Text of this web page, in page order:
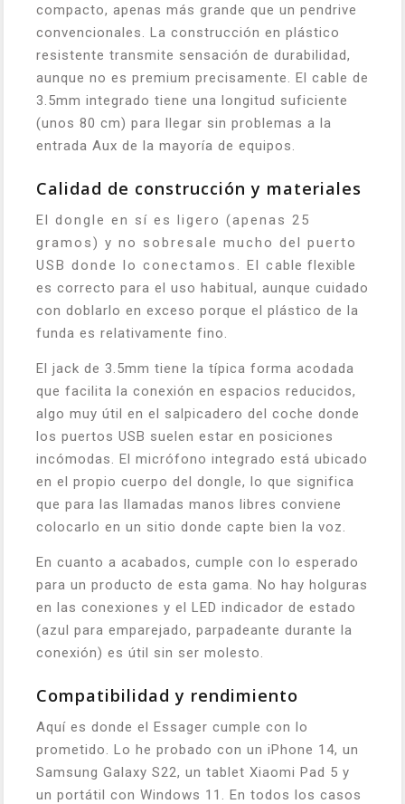
compacto, apenas más grande que un pendrive
convencionales. La construcción en plástico
resistente transmite sensación de durabilidad,
aunque no es premium precisamente. El cable de
3.5mm integrado tiene una longitud suficiente
(unos 80 cm) para llegar sin problemas a la
entrada Aux de la mayoría de equipos.
Calidad de construcción y materiales
El dongle en sí es ligero (apenas 25
gramos) y no sobresale mucho del puerto
USB donde lo conectamos. El cable flexible
es correcto para el uso habitual, aunque cuidado
con doblarlo en exceso porque el plástico de la
funda es relativamente fino.
El jack de 3.5mm tiene la típica forma acodada
que facilita la conexión en espacios reducidos,
algo muy útil en el salpicadero del coche donde
los puertos USB suelen estar en posiciones
incómodas. El micrófono integrado está ubicado
en el propio cuerpo del dongle, lo que significa
que para las llamadas manos libres conviene
colocarlo en un sitio donde capte bien la voz.
En cuanto a acabados, cumple con lo esperado
para un producto de esta gama. No hay holguras
en las conexiones y el LED indicador de estado
(azul para emparejado, parpadeante durante la
conexión) es útil sin ser molesto.
Compatibilidad y rendimiento
Aquí es donde el Essager cumple con lo
prometido. Lo he probado con un iPhone 14, un
Samsung Galaxy S22, un tablet Xiaomi Pad 5 y
un portátil con Windows 11. En todos los casos